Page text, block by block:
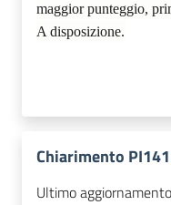
maggior punteggio,
A disposizione.
Chiarimento
Ultimo